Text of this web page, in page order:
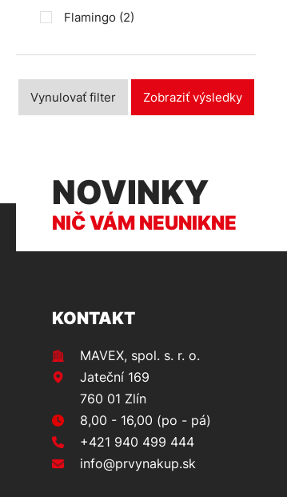
Flamingo (2)
Vynulovať filter Zobraziť výsledky
NOVINKY
NIČ VÁM NEUNIKNE
KONTAKT
MAVEX, spol. s. r. o.
Jateční 169
760 01 Zlín
8,00 - 16,00 (po - pá)
+421 940 499 444
info@prvynakup.sk